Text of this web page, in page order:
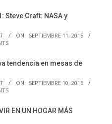
Steve Craft: NASA y
ON: SEPTIEMBRE 11, 2015
tendencia en mesas de
ON: SEPTIEMBRE 10, 2015
EN UN HOGAR MÁS